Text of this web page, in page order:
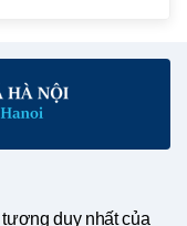
duy nhất của